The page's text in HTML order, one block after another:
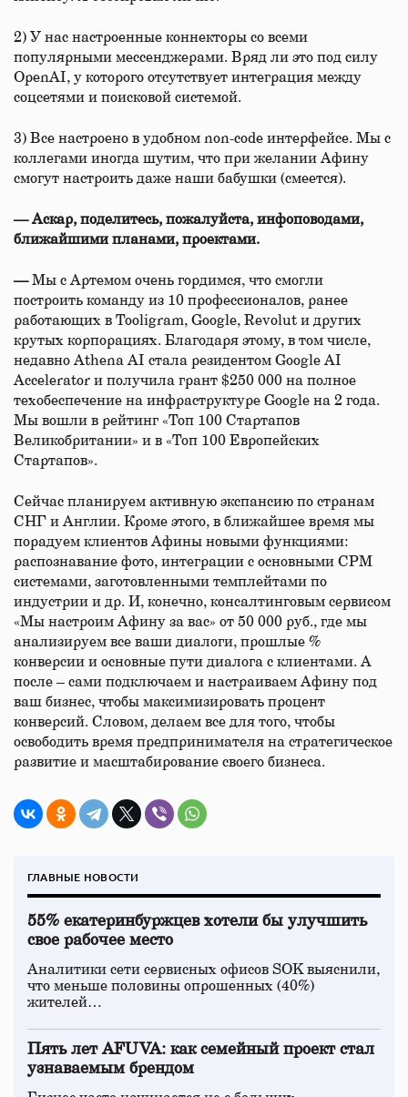
2) У нас настроенные коннекторы со всеми
популярными мессенджерами. Вряд ли это под силу
OpenAI, у которого отсутствует интеграция между
соцсетями и поисковой системой.
3) Все настроено в удобном non-code интерфейсе. Мы с
коллегами иногда шутим, что при желании Афину
смогут настроить даже наши бабушки (смеется).
—Аскар, поделитесь, пожалуйста, инфоповодами,
ближайшими планами, проектами.
— Мы с Артемом очень гордимся, что смогли
построить команду из 10 профессионалов, ранее
работающих в Tooligram, Google, Revolut и других
крутых корпорациях. Благодаря этому, в том числе,
недавно Athena AI стала резидентом Google AI
Accelerator и получила грант $250 000 на полное
техобеспечение на инфраструктуре Google на 2 года.
Мы вошли в рейтинг «Топ 100 Стартапов
Великобритании» и в «Топ 100 Европейских
Стартапов».
Сейчас планируем активную экспансию по странам
СНГ и Англии. Кроме этого, в ближайшее время мы
порадуем клиентов Афины новыми функциями:
распознавание фото, интеграции с основными СРМ
системами, заготовленными темплейтами по
индустрии и др. И, конечно, консалтинговым сервисом
«Мы настроим Афину за вас» от 50 000 руб., где мы
анализируем все ваши диалоги, прошлые %
конверсии и основные пути диалога с клиентами. А
после – сами подключаем и настраиваем Афину под
ваш бизнес, чтобы максимизировать процент
конверсий. Словом, делаем все для того, чтобы
освободить время предпринимателя на стратегическое
развитие и масштабирование своего бизнеса.
ГЛАВНЫЕ НОВОСТИ
55% екатеринбуржцев хотели бы улучшить
свое рабочее место
Аналитики сети сервисных офисов SOK выяснили,
что меньше половины опрошенных (40%)
жителей…
Пять лет AFUVA: как семейный проект стал
узнаваемым брендом